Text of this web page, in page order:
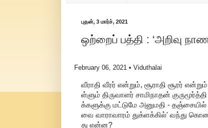
புதன், 3 மார்ச், 2021
ஒற்றைப் பத்தி : ‘அறிவு
February 06, 2021• Viduthalai
வீராதி வீரர் என்றும், சூராதி சூரர்
ள்ளும் திருவாளர் சாமிநாதன்
க்களுக்கு மட்டுமே அனுமதி -
வை வாராவாரம் துக்ளக்கில்' வந்து
து என்ன?